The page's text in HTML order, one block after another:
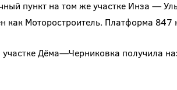
пункт на том же участке Инза —
как Моторостроитель. Платформа 847
Дёма—Черниковка получила